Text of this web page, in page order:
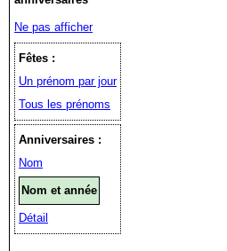
Ne pas afficher
Fêtes :
Un prénom par jour
Tous les prénoms
Anniversaires :
Nom
Nom et année
Détail